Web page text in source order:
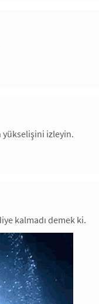
yükselişini izleyin.
kalmadı demek ki.